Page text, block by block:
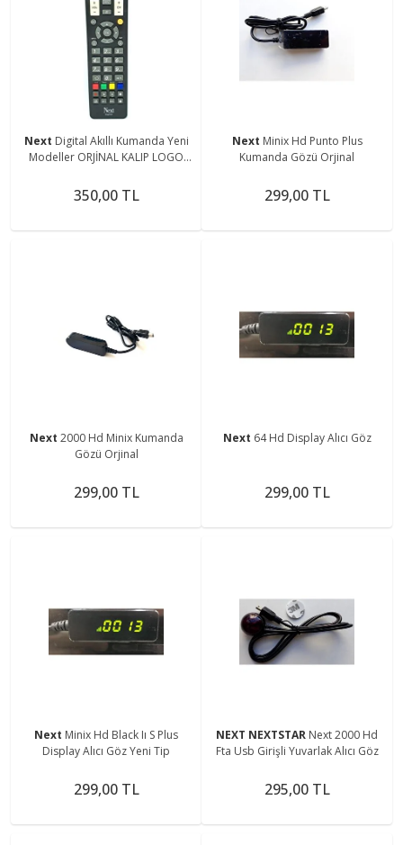
Next Digital Akıllı Kumanda Yeni
Modeller ORJİNAL KALIP LOGO
350,00 TL
Next Minix Hd Punto Plus
Kumanda Gözü Orjinal
299,00 TL
Next 2000 Hd Minix Kumanda
Gözü Orjinal
299,00 TL
Next 64 Hd Display Alıcı Göz
299,00 TL
Next Minix Hd Black Iı S Plus
Display Alıcı Göz Yeni Tip
299,00 TL
NEXT NEXTSTAR Next 2000 Hd
Fta Usb Girişli Yuvarlak Alıcı Göz
295,00 TL